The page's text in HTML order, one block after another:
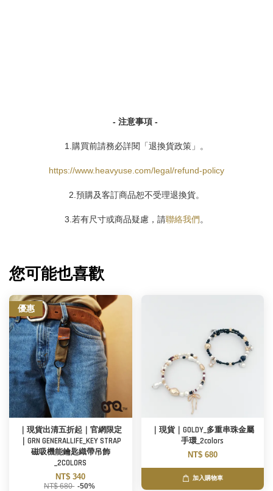
- 注意事項 -
1.購買前請務必詳閱「退換貨政策」。
https://www.heavyuse.com/legal/refund-policy
2.預購及客訂商品恕不受理退換貨。
3.若有尺寸或商品疑慮，請聯絡我們。
您可能也喜歡
優惠
｜現貨出清五折起｜官網限定
｜GRN GENERALLIFE_KEY STRAP
磁吸機能鑰匙織帶吊飾
_2COLORS
NT$ 340
NT$ 680 -50%
｜現貨｜GOLDY_多重串珠金屬
手環_2colors
NT$ 680
加入購物車